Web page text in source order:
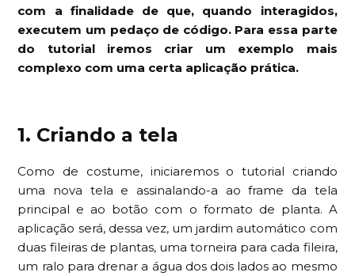
com a finalidade de que, quando interagidos,
executem um pedaço de código. Para essa parte
do tutorial iremos criar um exemplo mais
complexo com uma certa aplicação prática.
1. Criando a tela
Como de costume, iniciaremos o tutorial criando
uma nova tela e assinalando-a ao frame da tela
principal e ao botão com o formato de planta. A
aplicação será, dessa vez, um jardim automático com
duas fileiras de plantas, uma torneira para cada fileira,
um ralo para drenar a água dos dois lados ao mesmo